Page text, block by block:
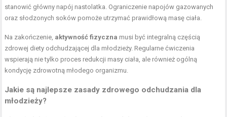
stanowić główny napój nastolatka. Ograniczenie napojów gazowanych
oraz słodzonych soków pomoże utrzymać prawidłową masę ciała.
Na zakończenie, aktywność fizyczna musi być integralną częścią
zdrowej diety odchudzającej dla młodzieży. Regularne ćwiczenia
wspierają nie tylko proces redukcji masy ciała, ale również ogólną
kondycję zdrowotną młodego organizmu.
Jakie są najlepsze zasady zdrowego odchudzania dla
młodzieży?